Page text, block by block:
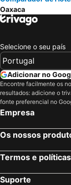
Oaxaca
Selecione o seu país
Adicionar no
Encontre facilmente os
resultados: adicione o
fonte preferencial no
Empresa
Os nossos
Termos e políticas
Suporte